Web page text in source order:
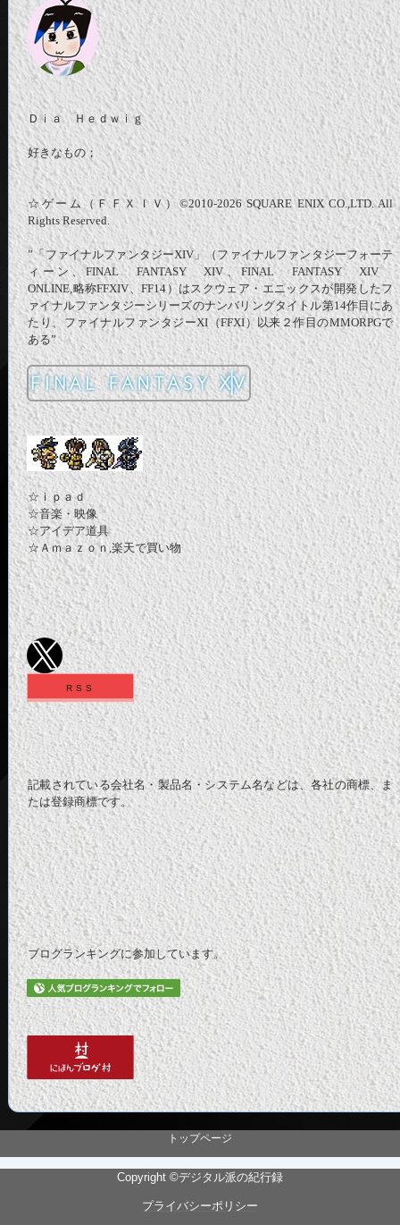
Ｄｉａ Ｈｅｄｗｉｇ
好きなもの；
☆ゲーム（ＦＦＸＩＶ）©2010-2026 SQUARE ENIX CO.,LTD. All
Rights Reserved.
”「ファイナルファンタジーXIV」（ファイナルファンタジーフォーテ
ィーン、FINAL FANTASY XIV、FINAL FANTASY XIV
ONLINE,略称FFXIV、FF14）はスクウェア・エニックスが開発したフ
ァイナルファンタジーシリーズのナンバリングタイトル第14作目にあ
たり、ファイナルファンタジーXI（FFXI）以来２作目のMMORPGで
ある”
☆ｉｐａｄ
☆音楽・映像
☆アイデア道具
☆Ａｍａｚｏｎ,楽天で買い物
RSS
記載されている会社名・製品名・システム名などは、各社の商標、ま
たは登録商標です。
ブログランキングに参加しています。
トップページ
Copyright ©デジタル派の紀行録
プライバシーポリシー